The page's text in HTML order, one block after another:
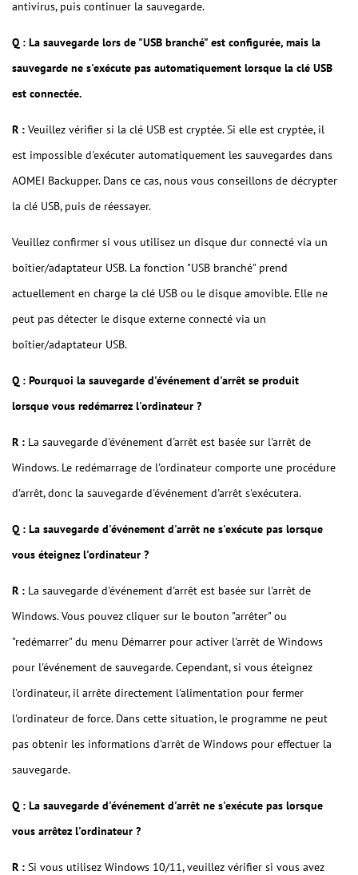
antivirus, puis continuer la sauvegarde.
Q : La sauvegarde lors de "USB branché" est configurée, mais la
sauvegarde ne s'exécute pas automatiquement lorsque la clé USB
est connectée.
R : Veuillez vérifier si la clé USB est cryptée. Si elle est cryptée, il
est impossible d'exécuter automatiquement les sauvegardes dans
AOMEI Backupper. Dans ce cas, nous vous conseillons de décrypter
la clé USB, puis de réessayer.
Veuillez confirmer si vous utilisez un disque dur connecté via un
boîtier/adaptateur USB. La fonction "USB branché" prend
actuellement en charge la clé USB ou le disque amovible. Elle ne
peut pas détecter le disque externe connecté via un
boîtier/adaptateur USB.
Q : Pourquoi la sauvegarde d'événement d'arrêt se produit
lorsque vous redémarrez l'ordinateur ?
R : La sauvegarde d'événement d'arrêt est basée sur l'arrêt de
Windows. Le redémarrage de l'ordinateur comporte une procédure
d'arrêt, donc la sauvegarde d'événement d'arrêt s'exécutera.
Q : La sauvegarde d'événement d'arrêt ne s'exécute pas lorsque
vous éteignez l'ordinateur ?
R : La sauvegarde d'événement d'arrêt est basée sur l'arrêt de
Windows. Vous pouvez cliquer sur le bouton "arrêter" ou
"redémarrer" du menu Démarrer pour activer l'arrêt de Windows
pour l'événement de sauvegarde. Cependant, si vous éteignez
l'ordinateur, il arrête directement l'alimentation pour fermer
l'ordinateur de force. Dans cette situation, le programme ne peut
pas obtenir les informations d'arrêt de Windows pour effectuer la
sauvegarde.
Q : La sauvegarde d'événement d'arrêt ne s'exécute pas lorsque
vous arrêtez l'ordinateur ?
R : Si vous utilisez Windows 10/11, veuillez vérifier si vous avez